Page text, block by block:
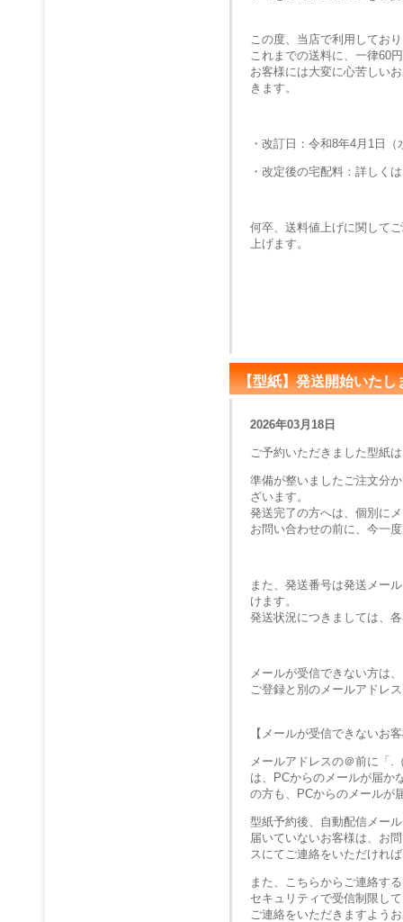
この度、当店で利用してお
これまでの送料に、一律60
お客様には大変に心苦しい
きます。
・改訂日：令和8年4月1日
・改定後の宅配料：詳しくは
何卒、送料値上げに関して
上げます。
【型紙】発送開始いたし
2026年03月18日
ご予約いただきました型紙
準備が整いましたご注文分
ざいます。
発送完了の方へは、個別に
お問い合わせの前に、今一
また、発送番号は発送メー
けます。
発送状況につきましては、
メールが受信できない方は、
ご登録と別のメールアドレ
【メールが受信できないお
メールアドレスの＠前に「.
は、PCからのメールが届か
の方も、PCからのメールが
型紙予約後、自動配信メー
届いていないお客様は、お
スにてご連絡をいただけれ
また、こちらからご連絡す
セキュリティで受信制限し
ご連絡をいただきますよう